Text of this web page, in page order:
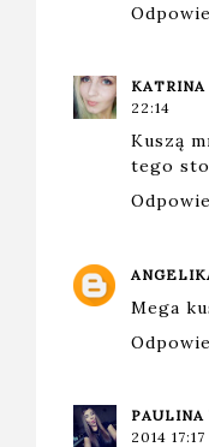
22:14
Kuszą
tego
Mega
PAULINA
2014 17:17